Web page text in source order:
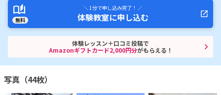
無料
＼ 1分で申し込み完了！ ／
体験教室に申し込む
体験レッスン＋口コミ投稿で
Amazonギフトカード2,000円分がもらえる！
写真（44枚）